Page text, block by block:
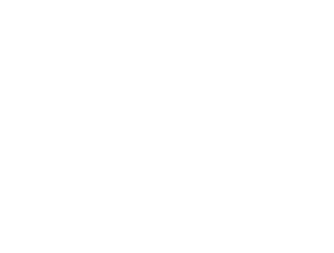
وکیل کیفری آنلاین موجب
هرچه سریعتر وکلا به
در مورد قوانین مربوط به
دارند و تجربه کافی را
دفاع از موکلان خود کسب